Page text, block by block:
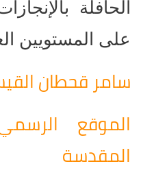
الحافلة
على المستويين
سامر قحطان
الموقع
المقدسة